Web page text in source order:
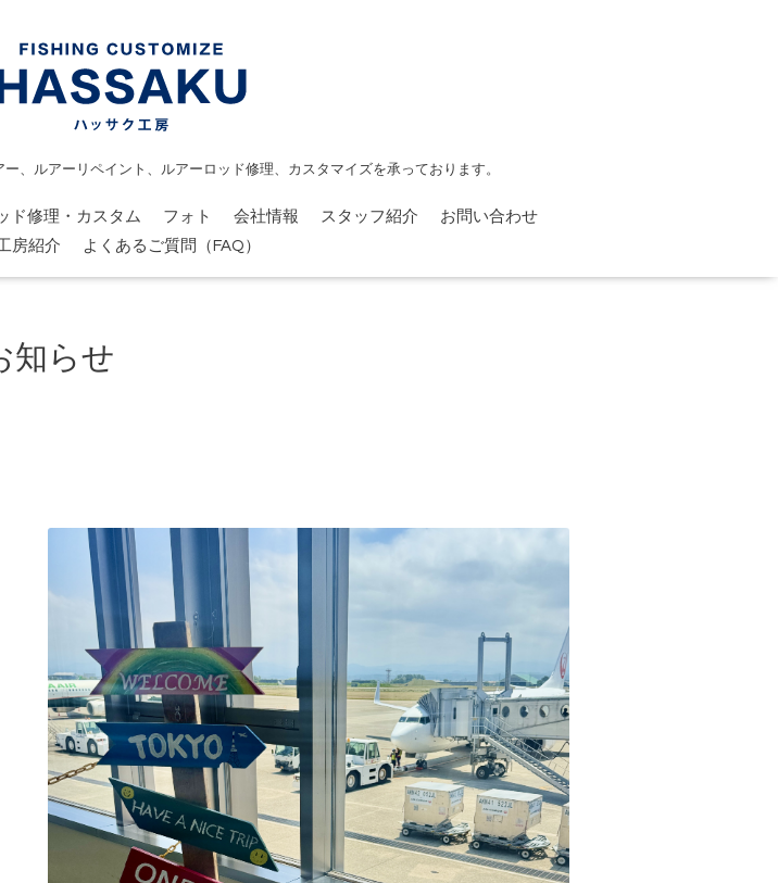
、ルアーリペイント、ルアーロッド修理、カスタマイズを承っております。
ド修理・カスタム フォト 会社情報 スタッフ紹介
お問い合わせ
房紹介 よくあるご質問（FAQ）
知らせ